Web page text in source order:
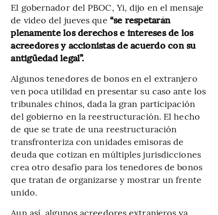
El gobernador del PBOC, Yi, dijo en el mensaje
de video del jueves que “se respetarán
plenamente los derechos e intereses de los
acreedores y accionistas de acuerdo con su
antigüedad legal”.
Algunos tenedores de bonos en el extranjero
ven poca utilidad en presentar su caso ante los
tribunales chinos, dada la gran participación
del gobierno en la reestructuración. El hecho
de que se trate de una reestructuración
transfronteriza con unidades emisoras de
deuda que cotizan en múltiples jurisdicciones
crea otro desafío para los tenedores de bonos
que tratan de organizarse y mostrar un frente
unido.
Aun así, algunos acreedores extranjeros ya